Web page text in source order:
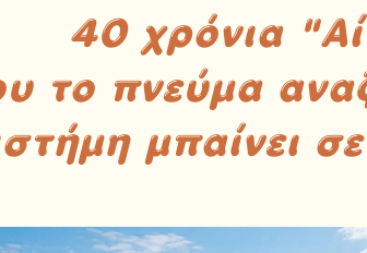
40 χρόνια
το πνεύμα
μπαίνει